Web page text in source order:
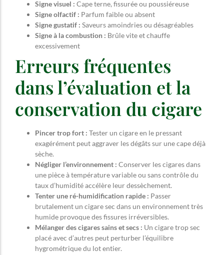
Signe visuel : Cape terne, fissurée ou poussiéreuse
Signe olfactif : Parfum faible ou absent
Signe gustatif : Saveurs amoindries ou désagréables
Signe à la combustion : Brûle vite et chauffe
excessivement
Erreurs fréquentes
dans l’évaluation et la
conservation du cigare
Pincer trop fort : Tester un cigare en le pressant
exagérément peut aggraver les dégâts sur une cape déjà
sèche.
Négliger l’environnement : Conserver les cigares dans
une pièce à température variable ou sans contrôle du
taux d’humidité accélère leur dessèchement.
Tenter une ré-humidification rapide : Passer
brutalement un cigare sec dans un environnement très
humide provoque des fissures irréversibles.
Mélanger des cigares sains et secs : Un cigare trop sec
placé avec d’autres peut perturber l’équilibre
hygrométrique du lot entier.